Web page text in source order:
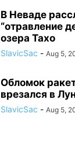
В Неваде
“отравление
озера Тахо
SlavicSac - Aug 5,
Обломок
врезался в
SlavicSac - Aug 5,